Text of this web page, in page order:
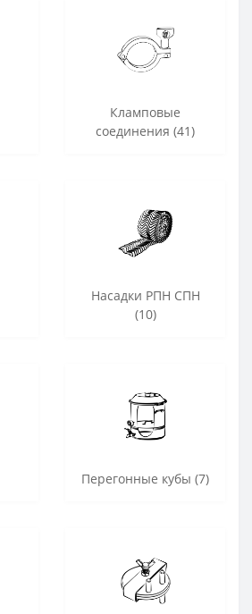
Кламповые
соединения (41)
Насадки РПН СПН
(10)
Перегонные кубы (7)